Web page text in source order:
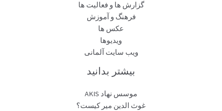
گزارش ها و فعالیت ها
فرهنگ و آموزش
عکس ها
ویدیوها
ویب سایت آلمانی
بیشتر بدانید
موسس نهاد AKIS
غوث الدین میر کیست؟